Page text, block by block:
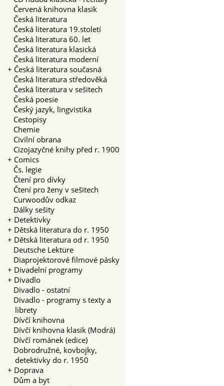
Červená knihovna klasik
Česká literatura
Česká literatura 19.století
Česká literatura 60. let
Česká literatura klasická
Česká literatura moderní
+ Česká literatura současná
Česká literatura středověká
Česká literatura v sešitech
Česká poesie
Český jazyk, lingvistika
Cestopisy
Chemie
Civilní obrana
Cizojazyčné knihy před r. 1900
+ Comics
Čs. legie
Čtení pro dívky
Čtení pro ženy v sešitech
Curwoodův odkaz
Dálky sešity
+ Detektivky
+ Dětská literatura do r. 1950
+ Dětská literatura od r. 1950
Deutsche Lektüre
Diaprojektorové filmové pásky
+ Divadelní programy
+ Divadlo
Divadlo - ostatní
Divadlo - programy s texty a
librety
Dívčí knihovna
Dívčí knihovna klasik (Modrá)
Dívčí románek (edice)
Dobrodružné, kovbojky,
detektivky do r. 1950
+ Doprava
Dům a byt